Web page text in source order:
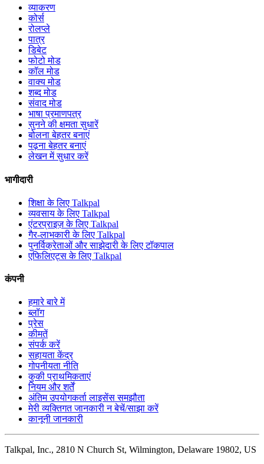
व्याकरण
कोर्स
रोलप्ले
पात्र
डिबेट
फोटो मोड
कॉल मोड
वाक्य मोड
शब्द मोड
संवाद मोड
भाषा प्रमाणपत्र
सुनने की क्षमता सुधारें
बोलना बेहतर बनाएं
पढ़ना बेहतर बनाएं
लेखन में सुधार करें
भागीदारी
शिक्षा के लिए Talkpal
व्यवसाय के लिए Talkpal
एंटरप्राइज़ के लिए Talkpal
गैर-लाभकारी के लिए Talkpal
पुनर्विक्रेताओं और साझेदारी के लिए टॉकपाल
एफिलिएट्स के लिए Talkpal
कंपनी
हमारे बारे में
ब्लॉग
प्रेस
कीमतें
संपर्क करें
सहायता केंद्र
गोपनीयता नीति
कुकी प्राथमिकताएं
नियम और शर्तें
अंतिम उपयोगकर्ता लाइसेंस समझौता
मेरी व्यक्तिगत जानकारी न बेचें/साझा करें
कानूनी जानकारी
Talkpal, Inc., 2810 N Church St, Wilmington, Delaware 19802, US